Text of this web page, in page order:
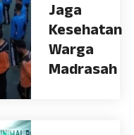
Jaga
Kesehatan
Warga
Madrasah